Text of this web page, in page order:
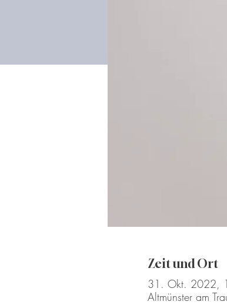
Zeit und Ort
31. Okt. 2022,
Altmünster am